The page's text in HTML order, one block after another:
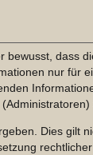
dass
nur für
Dies gilt